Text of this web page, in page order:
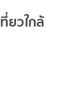
ยวใกล้